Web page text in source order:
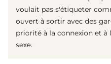
voulait pas s'étiqueter
ouvert à sortir avec des
priorité à la connexion et
sexe.